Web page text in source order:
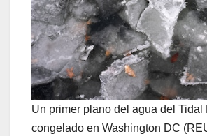
Un primer plano del agua del Tidal
congelado en Washington DC